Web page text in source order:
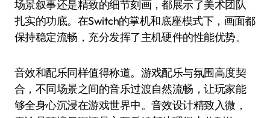
场景叙事还是精致的细节刻画，都展示了美术团队
扎实的功底。在Switch的掌机和底座模式下，画面都
保持稳定流畅，充分发挥了主机硬件的性能优势。
音效和配乐同样值得称道。游戏配乐与氛围高度契
合，不同场景之间的音乐过渡自然流畅，让玩家能
够全身心沉浸在游戏世界中。音效设计精致入微，